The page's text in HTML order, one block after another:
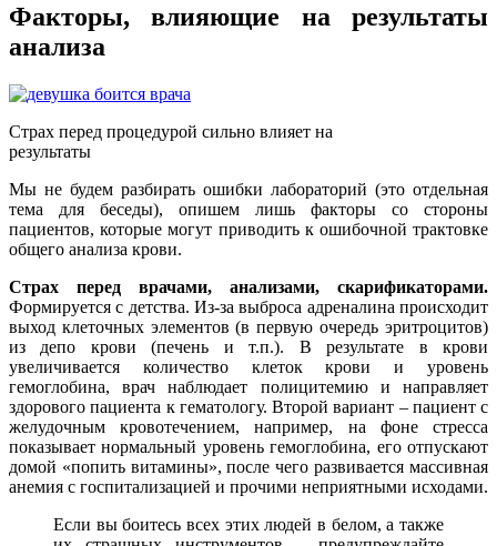
Факторы, влияющие на результаты
анализа
Страх перед процедурой сильно влияет на
результаты
Мы не будем разбирать ошибки лабораторий (это отдельная
тема для беседы), опишем лишь факторы со стороны
пациентов, которые могут приводить к ошибочной трактовке
общего анализа крови.
Страх перед врачами, анализами, скарификаторами.
Формируется с детства. Из-за выброса адреналина происходит
выход клеточных элементов (в первую очередь эритроцитов)
из депо крови (печень и т.п.). В результате в крови
увеличивается количество клеток крови и уровень
гемоглобина, врач наблюдает полицитемию и направляет
здорового пациента к гематологу. Второй вариант – пациент с
желудочным кровотечением, например, на фоне стресса
показывает нормальный уровень гемоглобина, его отпускают
домой «попить витамины», после чего развивается массивная
анемия с госпитализацией и прочими неприятными исходами.
Если вы боитесь всех этих людей в белом, а также